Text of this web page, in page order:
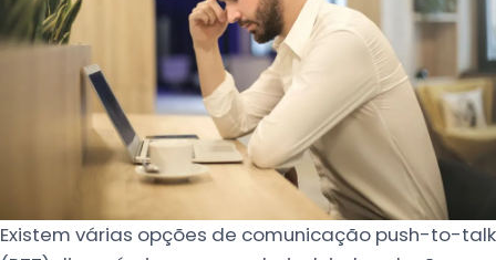
Existem várias opções de comunicação push-to-talk